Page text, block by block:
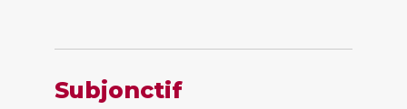
Subjonctif